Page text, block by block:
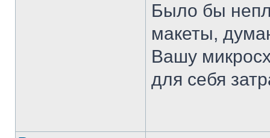
Было бы
макеты,
Вашу
для себя